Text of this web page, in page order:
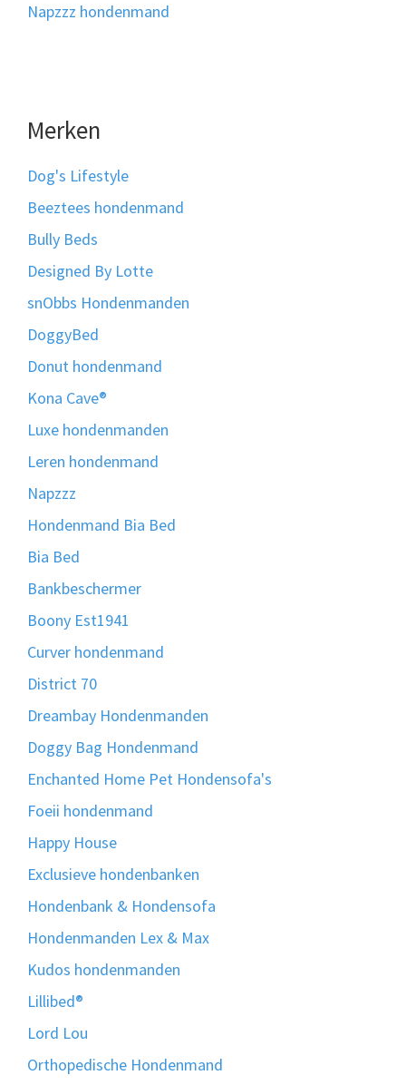
Napzzz hondenmand
Merken
Dog's Lifestyle
Beeztees hondenmand
Bully Beds
Designed By Lotte
snObbs Hondenmanden
DoggyBed
Donut hondenmand
Kona Cave®
Luxe hondenmanden
Leren hondenmand
Napzzz
Hondenmand Bia Bed
Bia Bed
Bankbeschermer
Boony Est1941
Curver hondenmand
District 70
Dreambay Hondenmanden
Doggy Bag Hondenmand
Enchanted Home Pet Hondensofa's
Foeii hondenmand
Happy House
Exclusieve hondenbanken
Hondenbank & Hondensofa
Hondenmanden Lex & Max
Kudos hondenmanden
Lillibed®
Lord Lou
Orthopedische Hondenmand